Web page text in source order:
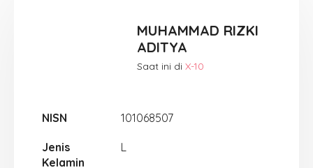
MUHAMMAD RIZKI
ADITYA
Saat ini diX-10
NISN 101068507
Jenis
Kelamin
L